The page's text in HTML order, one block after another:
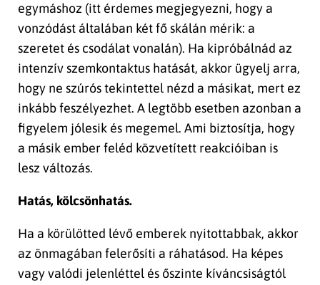
egymáshoz (itt érdemes megjegyezni, hogy a
vonzódást általában két fő skálán mérik: a
szeretet és csodálat vonalán). Ha kipróbálnád az
intenzív szemkontaktus hatását, akkor ügyelj arra,
hogy ne szúrós tekintettel nézd a másikat, mert ez
inkább feszélyezhet. A legtöbb esetben azonban a
figyelem jólesik és megemel. Ami biztosítja, hogy
a másik ember feléd közvetített reakcióiban is
lesz változás.
Hatás, kölcsönhatás.
Ha a körülötted lévő emberek nyitottabbak, akkor
az önmagában felerősíti a ráhatásod. Ha képes
vagy valódi jelenléttel és őszinte kíváncsiságtól